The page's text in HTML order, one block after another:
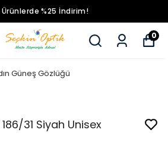
%25 İndirim!
0
Güneş Gözlüğü
31 Siyah Unisex